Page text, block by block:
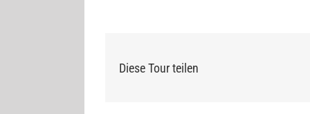
Diese Tour teilen